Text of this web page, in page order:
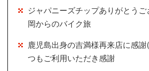
ジャパニーズチップありがとう
岡からのバイク旅
鹿児島出身の吉満様再来店に感
つもご利用いただき感謝